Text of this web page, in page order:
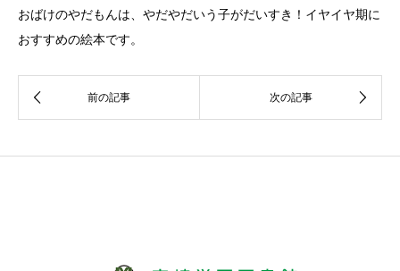
おばけのやだもんは、やだやだいう子がだいすき！イヤイヤ期に
おすすめの絵本です。